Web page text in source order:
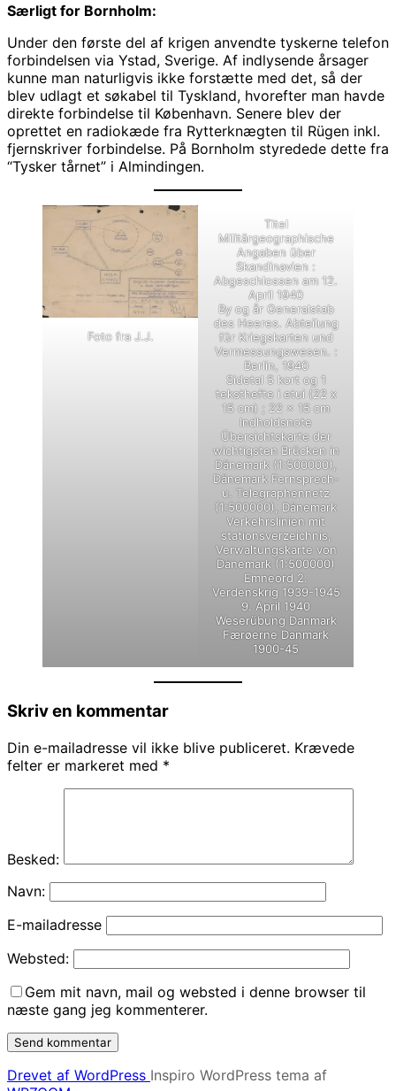
Særligt for Bornholm:
Under den første del af krigen anvendte tyskerne telefon
forbindelsen via Ystad, Sverige. Af indlysende årsager
kunne man naturligvis ikke forstætte med det, så der
blev udlagt et søkabel til Tyskland, hvorefter man havde
direkte forbindelse til København. Senere blev der
oprettet en radiokæde fra Rytterknægten til Rügen inkl.
fjernskriver forbindelse. På Bornholm styredede dette fra
“Tysker tårnet” i Almindingen.
Foto fra J.J.
Titel
Militärgeographische
Angaben über
Skandinavien :
Abgeschlossen am 12.
April 1940
By og år Generalstab
des Heeres. Abteilung
für Kriegskarten und
Vermessungswesen. :
Berlin, 1940
Sidetal 5 kort og 1
teksthefte i etui (22 x
15 cm) ; 22 x 15 cm
Indholdsnote
Übersichtskarte der
wichtigsten Brücken in
Dänemark (1:500000),
Dänemark Fernsprech-
u. Telegraphennetz
(1:500000), Dänemark
Verkehrslinien mit
stationsverzeichnis,
Verwaltungskarte von
Dänemark (1:500000)
Emneord 2.
Verdenskrig 1939-1945
9. April 1940
Weserübung Danmark
Færøerne Danmark
1900-45
Skriv en kommentar
Din e-mailadresse vil ikke blive publiceret. Krævede
felter er markeret med *
Besked:
Navn:
E-mailadresse
Websted:
Gem mit navn, mail og websted i denne browser til
næste gang jeg kommenterer.
Drevet af WordPress Inspiro WordPress tema af